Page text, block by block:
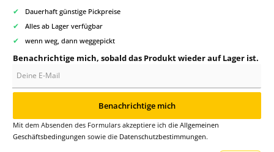
✔ Dauerhaft günstige Pickpreise
✔ Alles ab Lager verfügbar
✔ wenn weg, dann weggepickt
Benachrichtige mich, sobald das Produkt wieder auf Lager ist.
Benachrichtige mich
Mit dem Absenden des Formulars akzeptiere ich die Allgemeinen
Geschäftsbedingungen sowie die Datenschutzbestimmungen.